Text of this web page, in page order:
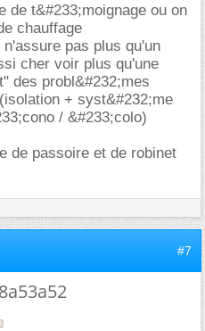
de t&#233;moignage ou on
chauffage
pas plus qu'un
cher voir plus qu'une
des probl&#232;mes
+ syst&#232;me
/ &#233;colo)
de passoire et de robinet
#7